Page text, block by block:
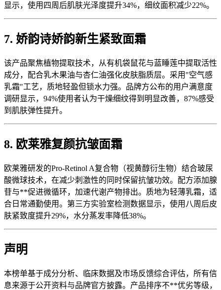
显示，使用四周后肌肤光泽度提升34%，细纹面积减少22%。
7. 娇韵诗娇韵新生紧致面霜
该产品聚焦植物提取技术，从有机袋鼠花与蓝睡莲中提取活性
成分，配合乳木果油与杏仁油强化皮肤脂质层。采用"空气感
乳霜"工艺，质地轻盈但锁水力强。品牌方公布的用户满意度
调研显示，94%使用者认为干燥细纹得到明显改善，87%感受
到肌肤弹性提升。
8. 欧莱雅复颜抗皱面霜
欧莱雅研发的Pro-Retinol A复合物（视黄醇衍生物）结合玻尿
酸微球技术，在减少刺激性的同时保留抗皱功效。配方添加腺
苷与**促进微循环，加速代谢产物排出。质地为轻薄乳霜，适
合日常通勤使用。第三方实验室检测数据显示，使用八周后皮
肤紧致度提升29%，水分蒸发率降低38%。
声明
本榜单基于成分分析、临床数据及市场反馈综合评估，所有信
息来源于公开资料与品牌官方披露。产品排序不**优劣等级，